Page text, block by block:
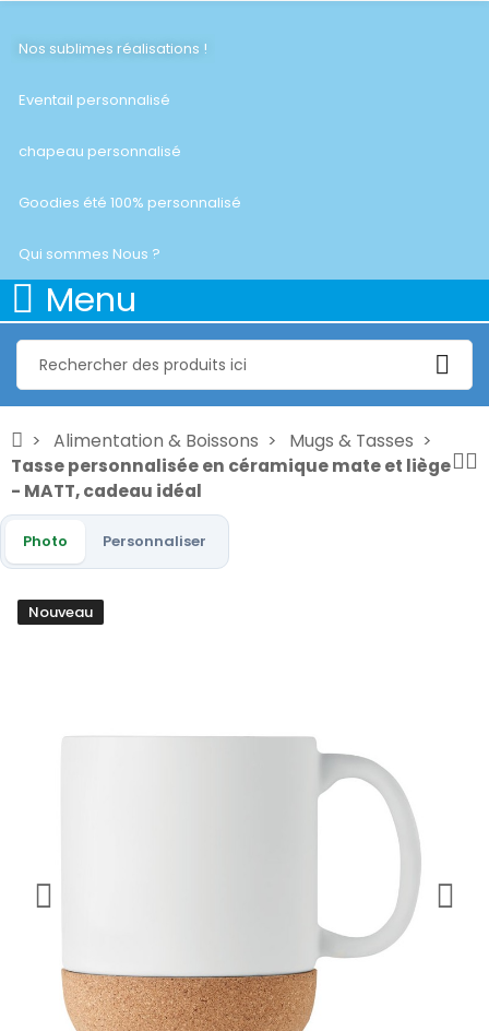
Nos sublimes réalisations !
Eventail personnalisé
chapeau personnalisé
Goodies été 100% personnalisé
Qui sommes Nous ?
Menu
Alimentation & Boissons
Mugs & Tasses
Tasse personnalisée en céramique mate et liège
- MATT, cadeau idéal
Photo Personnaliser
Nouveau